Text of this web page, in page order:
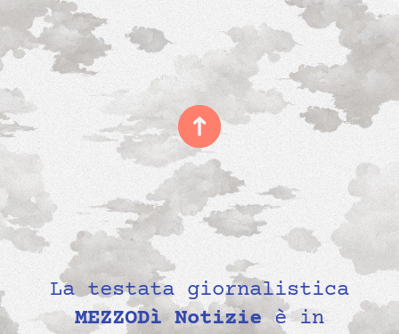
La testata giornalistica
MEZZODì Notizieè in